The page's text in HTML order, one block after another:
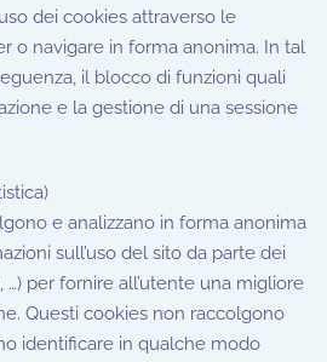
dei cookies attraverso le
o navigare in forma anonima. In tal
il blocco di funzioni quali
e la gestione di una sessione
e analizzano in forma anonima
sull’uso del sito da parte dei
…) per fornire all’utente una migliore
Questi cookies non raccolgono
identificare in qualche modo